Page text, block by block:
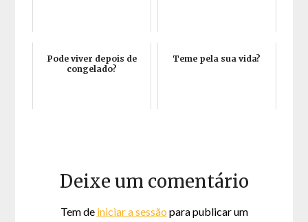
Pode viver depois de
congelado?
Teme pela sua vida?
Deixe um comentário
Tem de iniciar a sessão para publicar um